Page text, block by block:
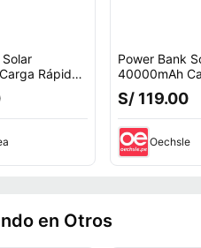
Rápida
Negro
Power Bank
40000mAh
22.5W
Resistente
S/ 119.00
Oechsle
en Otros